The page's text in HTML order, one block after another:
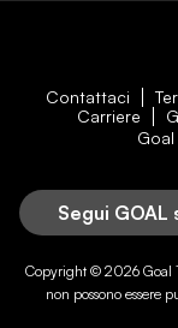
Contattaci
Carriere
Goal
Segui GOAL
Copyright © 2026 Goal
non possono essere